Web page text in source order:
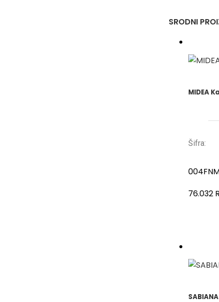
SRODNI
MIDEA
Šifra:
76.032